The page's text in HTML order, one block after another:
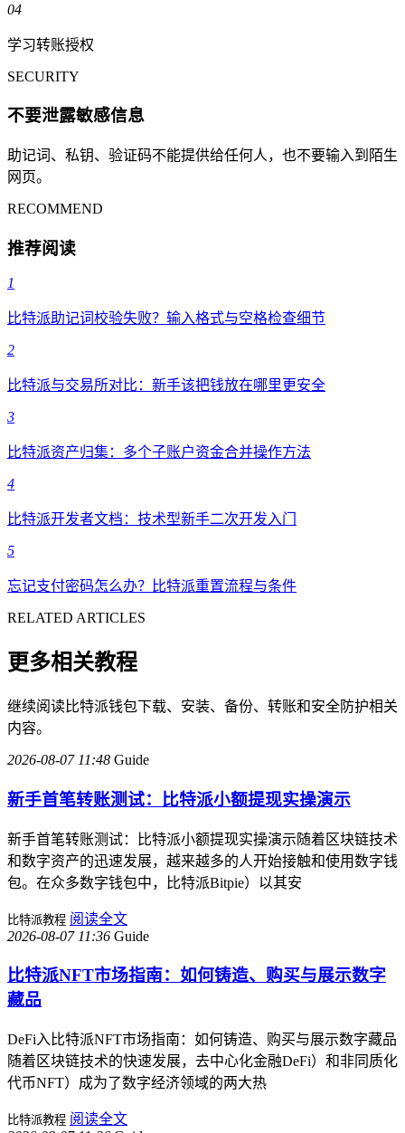
04
学习转账授权
SECURITY
不要泄露敏感信息
助记词、私钥、验证码不能提供给任何人，也不要输入到陌生
网页。
RECOMMEND
推荐阅读
1
比特派助记词校验失败？输入格式与空格检查细节
2
比特派与交易所对比：新手该把钱放在哪里更安全
3
比特派资产归集：多个子账户资金合并操作方法
4
比特派开发者文档：技术型新手二次开发入门
5
忘记支付密码怎么办？比特派重置流程与条件
RELATED ARTICLES
更多相关教程
继续阅读比特派钱包下载、安装、备份、转账和安全防护相关
内容。
2026-08-07 11:48 Guide
新手首笔转账测试：比特派小额提现实操演示
新手首笔转账测试：比特派小额提现实操演示随着区块链技术
和数字资产的迅速发展，越来越多的人开始接触和使用数字钱
包。在众多数字钱包中，比特派Bitpie）以其安
比特派教程 阅读全文
2026-08-07 11:36 Guide
比特派NFT市场指南：如何铸造、购买与展示数字
藏品
DeFi入比特派NFT市场指南：如何铸造、购买与展示数字藏品
随着区块链技术的快速发展，去中心化金融DeFi）和非同质化
代币NFT）成为了数字经济领域的两大热
比特派教程 阅读全文